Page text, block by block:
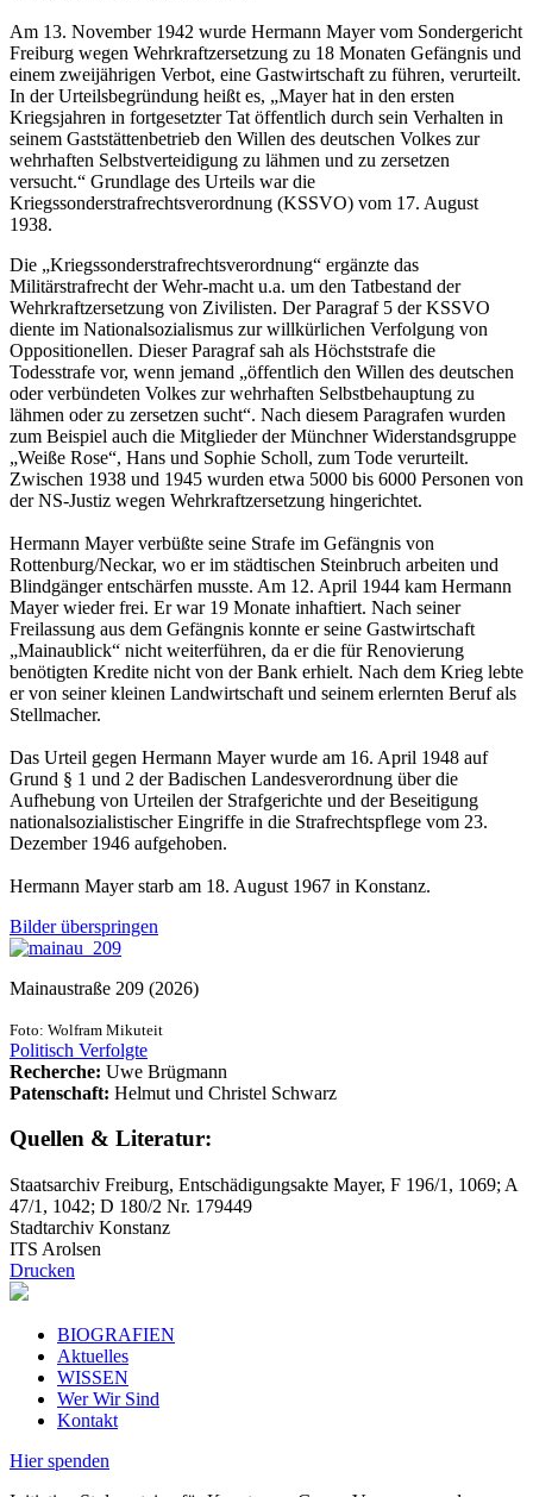
Am 13. November 1942 wurde Hermann Mayer vom Sondergericht
Freiburg wegen Wehrkraftzersetzung zu 18 Monaten Gefängnis und
einem zweijährigen Verbot, eine Gastwirtschaft zu führen, verurteilt.
In der Urteilsbegründung heißt es, „Mayer hat in den ersten
Kriegsjahren in fortgesetzter Tat öffentlich durch sein Verhalten in
seinem Gaststättenbetrieb den Willen des deutschen Volkes zur
wehrhaften Selbstverteidigung zu lähmen und zu zersetzen
versucht.“ Grundlage des Urteils war die
Kriegssonderstrafrechtsverordnung (KSSVO) vom 17. August
1938.
Die „Kriegssonderstrafrechtsverordnung“ ergänzte das
Militärstrafrecht der Wehr-macht u.a. um den Tatbestand der
Wehrkraftzersetzung von Zivilisten. Der Paragraf 5 der KSSVO
diente im Nationalsozialismus zur willkürlichen Verfolgung von
Oppositionellen. Dieser Paragraf sah als Höchststrafe die
Todesstrafe vor, wenn jemand „öffentlich den Willen des deutschen
oder verbündeten Volkes zur wehrhaften Selbstbehauptung zu
lähmen oder zu zersetzen sucht“. Nach diesem Paragrafen wurden
zum Beispiel auch die Mitglieder der Münchner Widerstandsgruppe
„Weiße Rose“, Hans und Sophie Scholl, zum Tode verurteilt.
Zwischen 1938 und 1945 wurden etwa 5000 bis 6000 Personen von
der NS-Justiz wegen Wehrkraftzersetzung hingerichtet.
Hermann Mayer verbüßte seine Strafe im Gefängnis von
Rottenburg/Neckar, wo er im städtischen Steinbruch arbeiten und
Blindgänger entschärfen musste. Am 12. April 1944 kam Hermann
Mayer wieder frei. Er war 19 Monate inhaftiert. Nach seiner
Freilassung aus dem Gefängnis konnte er seine Gastwirtschaft
„Mainaublick“ nicht weiterführen, da er die für Renovierung
benötigten Kredite nicht von der Bank erhielt. Nach dem Krieg lebte
er von seiner kleinen Landwirtschaft und seinem erlernten Beruf als
Stellmacher.
Das Urteil gegen Hermann Mayer wurde am 16. April 1948 auf
Grund § 1 und 2 der Badischen Landesverordnung über die
Aufhebung von Urteilen der Strafgerichte und der Beseitigung
nationalsozialistischer Eingriffe in die Strafrechtspflege vom 23.
Dezember 1946 aufgehoben.
Hermann Mayer starb am 18. August 1967 in Konstanz.
Bilder überspringen
Mainaustraße 209 (2026)
Foto: Wolfram Mikuteit
Politisch Verfolgte
Recherche: Uwe Brügmann
Patenschaft: Helmut und Christel Schwarz
Quellen & Literatur:
Staatsarchiv Freiburg, Entschädigungsakte Mayer, F 196/1, 1069; A
47/1, 1042; D 180/2 Nr. 179449
Stadtarchiv Konstanz
ITS Arolsen
Drucken
BIOGRAFIEN
Aktuelles
WISSEN
Wer Wir Sind
Kontakt
Hier spenden